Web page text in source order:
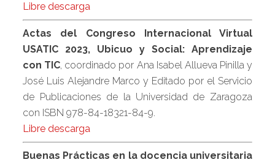
Libre descarga
Actas del Congreso Internacional Virtual
USATIC 2023, Ubicuo y Social: Aprendizaje
con TIC, coordinado por Ana Isabel Allueva Pinilla y
José Luis Alejandre Marco y Editado por el Servicio
de Publicaciones de la Universidad de Zaragoza
con ISBN 978-84-18321-84-9.
Libre descarga
Buenas Prácticas en la docencia universitaria